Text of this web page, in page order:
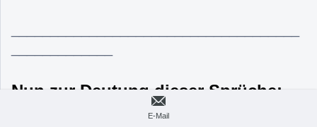
Nun zur Deutung dieser Sprüche:
E-Mail